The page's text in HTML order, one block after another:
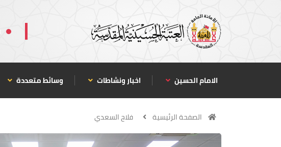
الامام الحسين اخبار ونشاطات وسائط متعددة
الصفحة الرئيسية فلاح السعدي